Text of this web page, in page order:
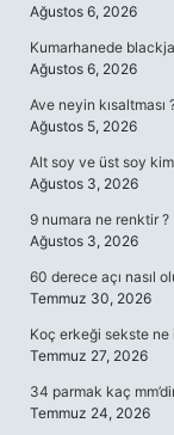
Ağustos 6, 2026
Kumarhanede
Ağustos 6, 2026
Ave neyin kısaltması
Ağustos 5, 2026
Alt soy ve üst soy
Ağustos 3, 2026
9 numara ne renktir ?
Ağustos 3, 2026
60 derece açı nasıl
Temmuz 30, 2026
Koç erkeği sekste ne
Temmuz 27, 2026
34 parmak kaç
Temmuz 24, 2026